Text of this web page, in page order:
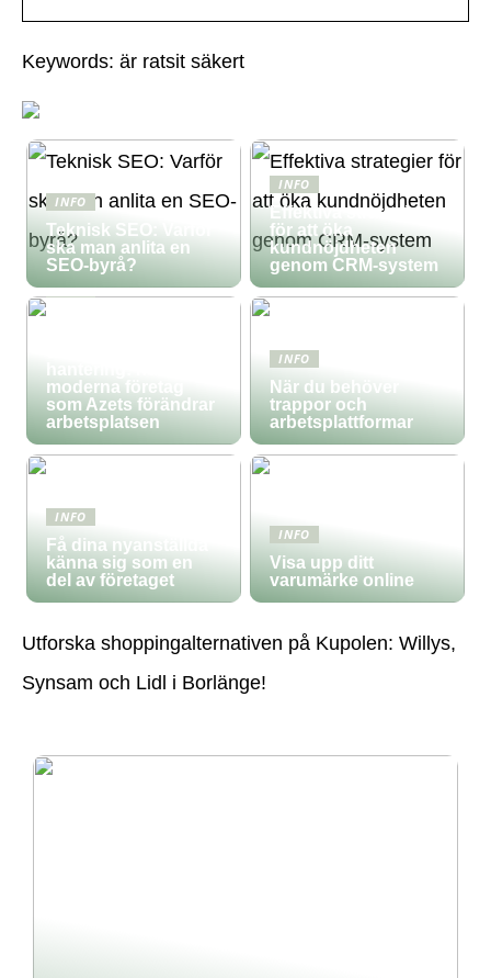
Keywords: är ratsit säkert
INFO
Teknisk SEO: Varför
ska man anlita en
SEO-byrå?
INFO
Effektiva strategier
för att öka
kundnöjdheten
genom CRM-system
INFO
hantering: hur
moderna företag
som Azets förändrar
arbetsplatsen
INFO
När du behöver
trappor och
arbetsplattformar
INFO
Få dina nyanställda
känna sig som en
del av företaget
INFO
Visa upp ditt
varumärke online
Utforska shoppingalternativen på Kupolen: Willys,
Synsam och Lidl i Borlänge!